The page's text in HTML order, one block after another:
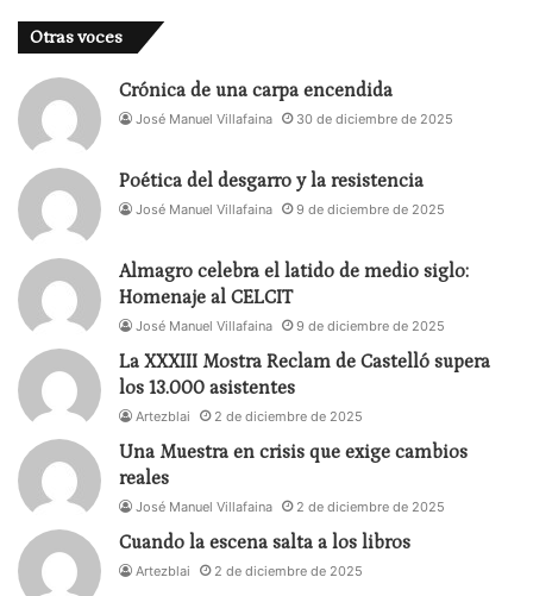
Otras voces
Crónica de una carpa encendida
José Manuel Villafaina 30 de diciembre de 2025
Poética del desgarro y la resistencia
José Manuel Villafaina 9 de diciembre de 2025
Almagro celebra el latido de medio siglo:
Homenaje al CELCIT
José Manuel Villafaina 9 de diciembre de 2025
La XXXIII Mostra Reclam de Castelló supera
los 13.000 asistentes
Artezblai 2 de diciembre de 2025
Una Muestra en crisis que exige cambios
reales
José Manuel Villafaina 2 de diciembre de 2025
Cuando la escena salta a los libros
Artezblai 2 de diciembre de 2025